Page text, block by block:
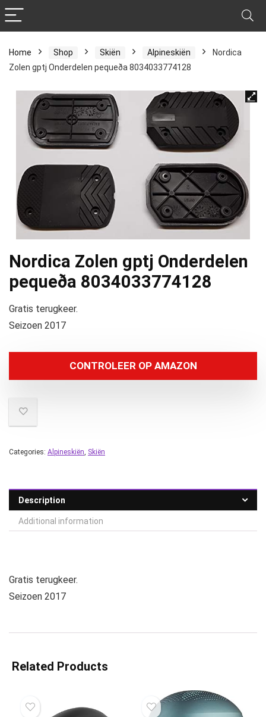
Home Shop Skiën Alpineskiën
Nordica
Zolen gptj Onderdelen pequeða 8034033774128
Nordica Zolen gptj Onderdelen
pequeða 8034033774128
Gratis terugkeer.
Seizoen 2017
CONTROLEER OP AMAZON
Categories: Alpineskiën, Skiën
Description
Additional information
Gratis terugkeer.
Seizoen 2017
Related Products